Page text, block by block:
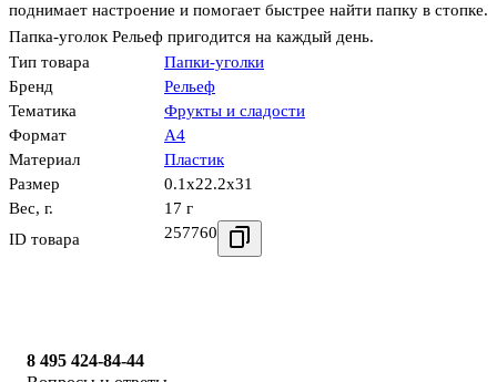
поднимает настроение и помогает быстрее найти папку в стопке.
Папка-уголок Рельеф пригодится на каждый день.
Тип товара
Папки-уголки
Бренд
Рельеф
Тематика
Фрукты и сладости
Формат
А4
Материал
Пластик
Размер
0.1x22.2x31
Вес, г.
17 г
ID товара
257760
8 495 424-84-44